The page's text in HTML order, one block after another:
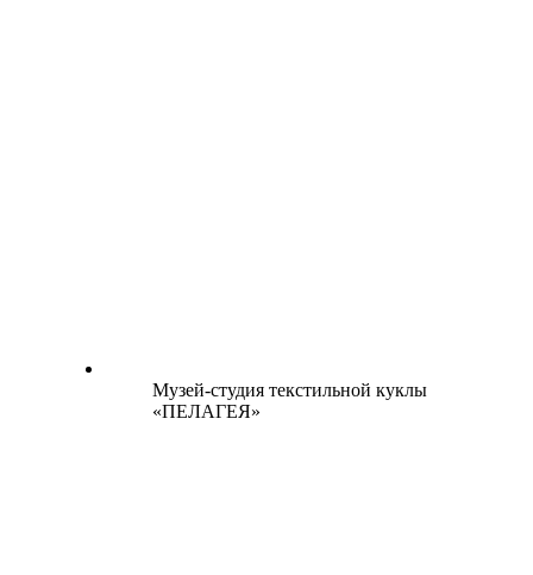
Музей-студия текстильной куклы
«ПЕЛАГЕЯ»